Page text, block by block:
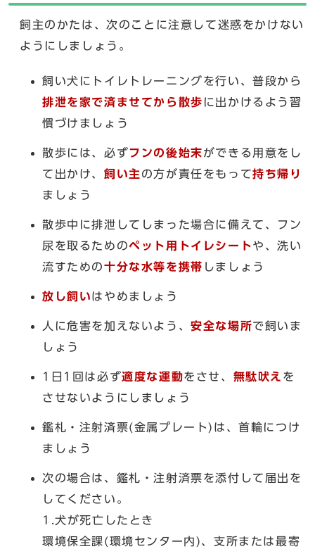
飼主のかたは、次のことに注意して迷惑をかけない
ようにしましょう。
飼い犬にトイレトレーニングを行い、普段から
排泄を家で済ませてから散歩 に出かけるよう習
慣づけましょう
散歩には、必ずフンの後始末ができる用意をし
て出かけ、 飼い主 の方が責任をもって持ち帰り
ましょう
散歩中に排泄してしまった場合に備えて、フン
尿を取るためのペット用トイレシートや、洗い
流すための十分な水等を携帯 しましょう
放し飼いはやめましょう
人に危害を加えないよう、安全な場所で飼いま
しょう
1日1回は必ず適度な運動をさせ、 無駄吠え を
させないようにしましょう
鑑札・注射済票(金属プレート)は、首輪につけ
ましょう
次の場合は、鑑札・注射済票を添付して届出を
してください。
1.犬が死亡したとき
環境保全課(環境センター内)、支所または最寄